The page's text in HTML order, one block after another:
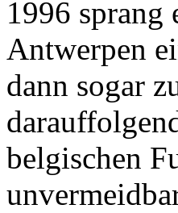
1996
Antwerpen
dann sogar
belgischen